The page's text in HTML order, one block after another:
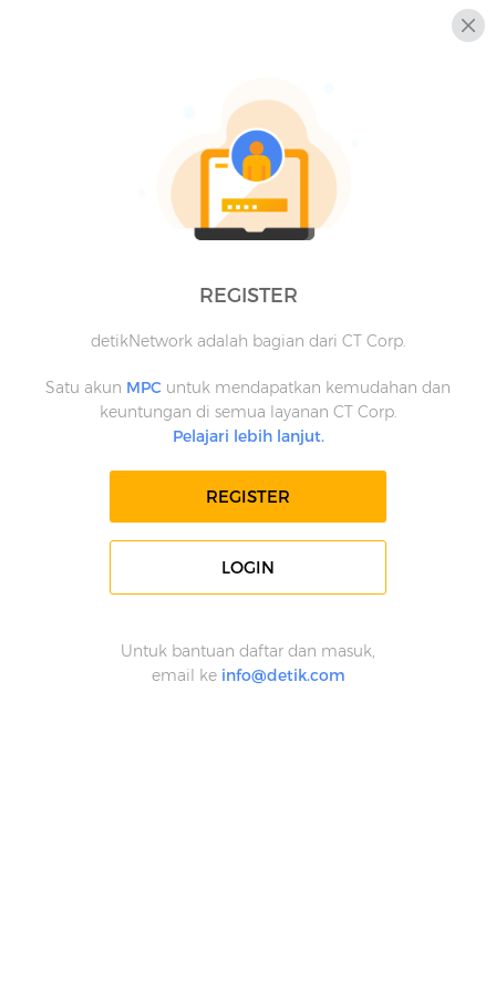
REGISTER
detikNetwork adalah bagian dari CT Corp.
Satu akun MPC untuk mendapatkan kemudahan dan
keuntungan di semua layanan CT Corp.
Pelajari lebih lanjut.
REGISTER
LOGIN
Untuk bantuan daftar dan masuk,
email ke info@detik.com